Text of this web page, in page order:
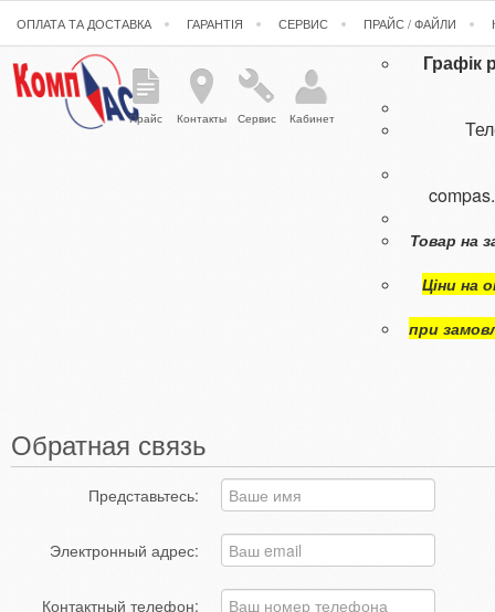
ОПЛАТА ТА ДОСТАВКА ГАРАНТІЯ СЕРВИС ПРАЙС / ФАЙЛИ
Прайс Контакты Сервис Кабинет
Графік
Товар на
Ціни на
при
Обратная связь
Представьтесь:
Электронный адрес:
Контактный телефон: